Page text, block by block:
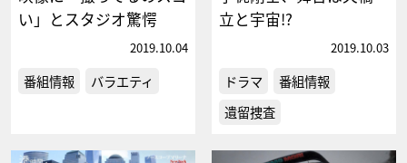
い」とスタジオ驚愕
2019.10.04
番組情報 バラエティ
立と宇宙!?
2019.10.03
ドラマ
番組情報
遺留捜査